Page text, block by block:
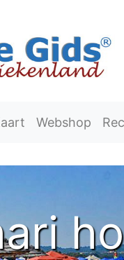
Webshop